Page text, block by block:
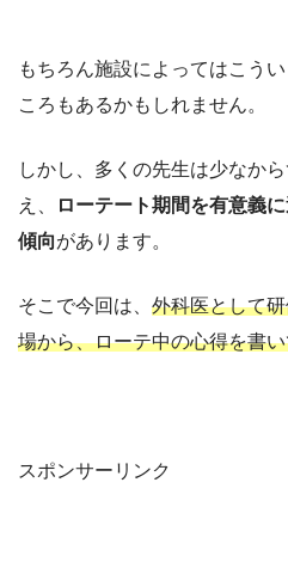
もちろん施設によってはこう
ころもあるかもしれません。
しかし、多くの先生は少なか
え、
ローテート期間を有意義
傾向があります。
そこで今回は、 外科医として
場から、ローテ中の心得を書
スポンサーリンク